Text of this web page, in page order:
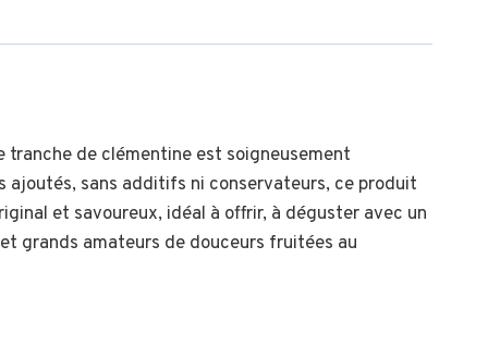
tranche de clémentine est soigneusement
ajoutés, sans additifs ni conservateurs, ce produit
et savoureux, idéal à offrir, à déguster avec un
grands amateurs de douceurs fruitées au